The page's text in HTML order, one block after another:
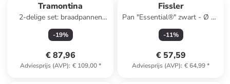
Tramontina
2-delige set: braadpannen
''Bestow'' rood - Ø 30 cm
-19%
€ 87,96
Adviesprijs (AVP): € 109,00*
Fissler
Pan "Essential®" zwart - Ø 26
cm
-11%
€ 57,59
Adviesprijs (AVP): € 64,99*